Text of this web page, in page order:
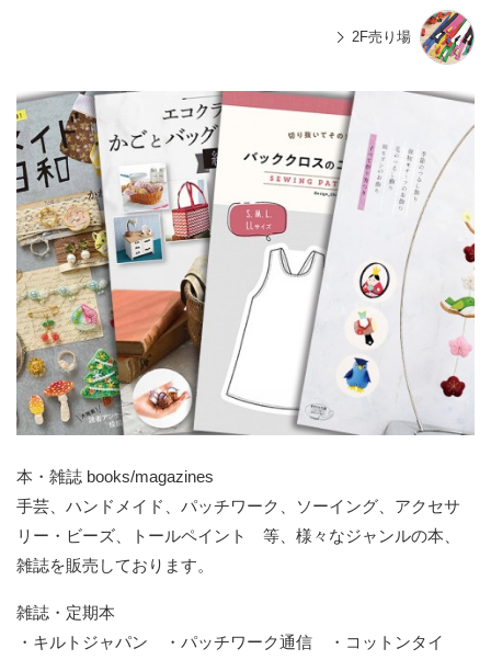
2F売り場
本・雑誌 books/magazines
手芸、ハンドメイド、パッチワーク、ソーイング、アクセサ
リー・ビーズ、トールペイント 等、様々なジャンルの本、
雑誌を販売しております。
雑誌・定期本
・キルトジャパン ・パッチワーク通信 ・コットンタイ